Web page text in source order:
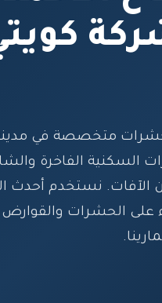
حشرات متخصصة في
السكنية الفاخرة
الآفات. نستخدم أحدث
على الحشرات والقوارض